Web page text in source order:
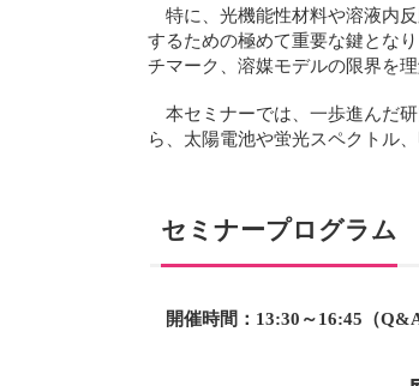
特に、光機能性材料や溶液内
するための極めて重要な鍵とな
チマーク、溶媒モデルの限界を
本セミナーでは、一歩進んだ
ら、太陽電池や蛍光スペクトル
セミナープログラム
開催時間：13:30～16:45（